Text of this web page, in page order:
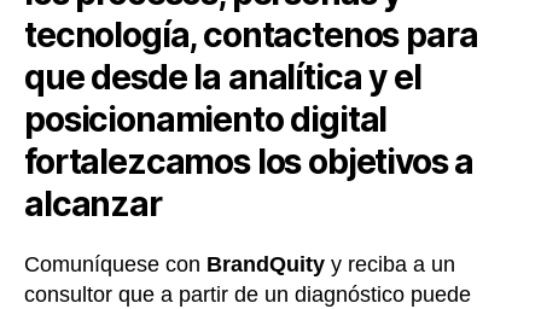
tecnología, contactenos para
que desde la analítica y el
posicionamiento digital
fortalezcamos los objetivos a
alcanzar
Comuníquese con BrandQuity y reciba a un
consultor que a partir de un diagnóstico puede